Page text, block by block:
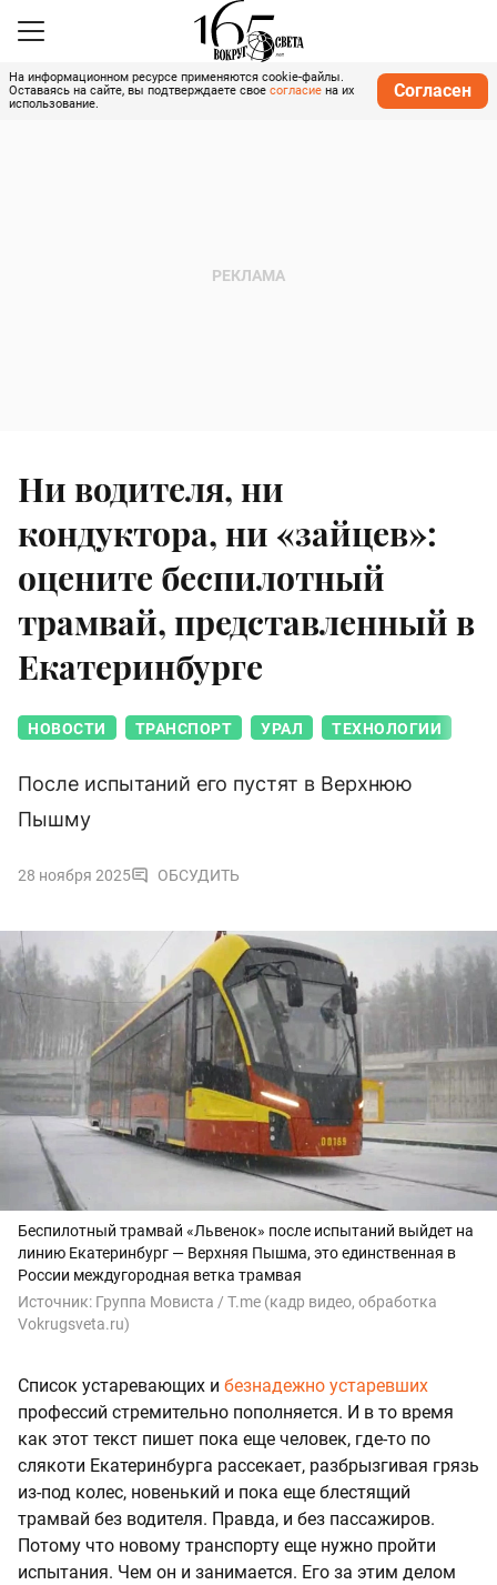
На информационном ресурсе применяются cookie-файлы.
Оставаясь на сайте, вы подтверждаете свое согласие на их
использование.
Согласен
Ни водителя, ни
кондуктора, ни «зайцев»:
оцените беспилотный
трамвай, представленный в
Екатеринбурге
НОВОСТИ ТРАНСПОРТ УРАЛ ТЕХНОЛОГИИ
После испытаний его пустят в Верхнюю
Пышму
28 ноября 2025 ОБСУДИТЬ
Беспилотный трамвай «Львенок» после испытаний выйдет на
линию Екатеринбург — Верхняя Пышма, это единственная в
России междугородная ветка трамвая
Источник: Группа Мовиста / T.me (кадр видео, обработка
Vokrugsveta.ru)
Список устаревающих и безнадежно устаревших
профессий стремительно пополняется. И в то время
как этот текст пишет пока еще человек, где-то по
слякоти Екатеринбурга рассекает, разбрызгивая грязь
из-под колес, новенький и пока еще блестящий
трамвай без водителя. Правда, и без пассажиров.
Потому что новому транспорту еще нужно пройти
испытания. Чем он и занимается. Его за этим делом